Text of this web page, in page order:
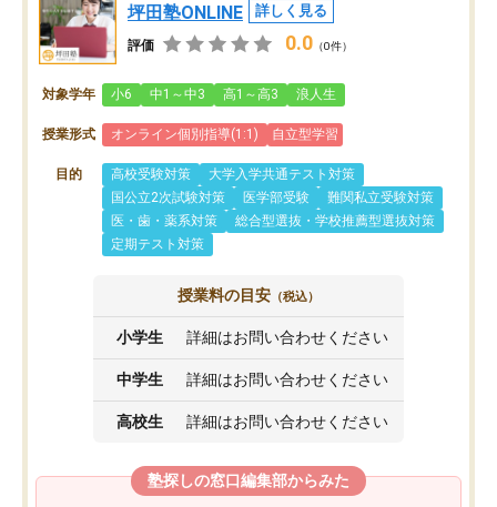
坪田塾ONLINE 詳しく見る
評価 0.0 （0件）
対象学年 小6 中1～中3 高1～高3 浪人生
授業形式 オンライン個別指導(1:1) 自立型学習
目的 高校受験対策
大学入学共通テスト対策
国公立2次試験対策
医学部受験
難関私立受験対策
医・歯・薬系対策
総合型選抜・学校推薦型選抜対策
定期テスト対策
授業料の目安 （税込）
小学生 詳細はお問い合わせください
中学生 詳細はお問い合わせください
高校生 詳細はお問い合わせください
塾探しの窓口編集部からみた